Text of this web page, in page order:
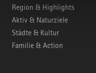
Region & Highlights
Aktiv & Naturziele
Städte & Kultur
Familie & Action